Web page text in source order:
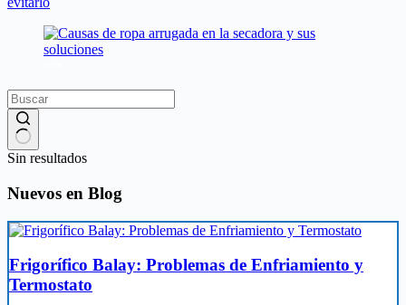
Sin resultados
Nuevos en Blog
Frigorífico Balay: Problemas de Enfriamiento y
Termostato